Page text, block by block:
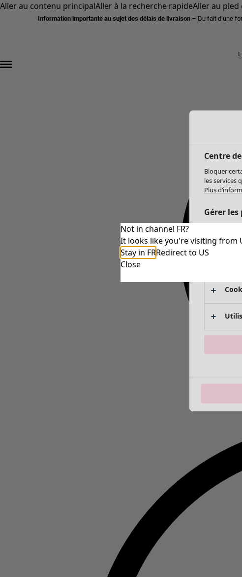
Aller au contenu principalAller à la recherche rapideAller au pied
Information importante au sujet des délais de livraison – Du fait d’une
Not in channel FR?
It looks like you're visiting from
Stay in FRRedirect to US
Close
Centre
Bloquer
les services
Plus
Gérer